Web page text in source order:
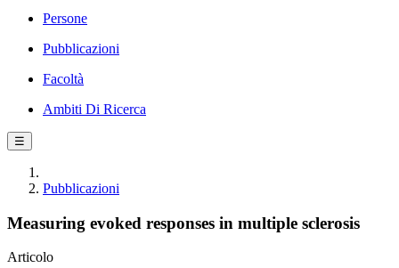
Persone
Pubblicazioni
Facoltà
Ambiti Di Ricerca
☰
Pubblicazioni
Measuring evoked responses in multiple sclerosis
Articolo